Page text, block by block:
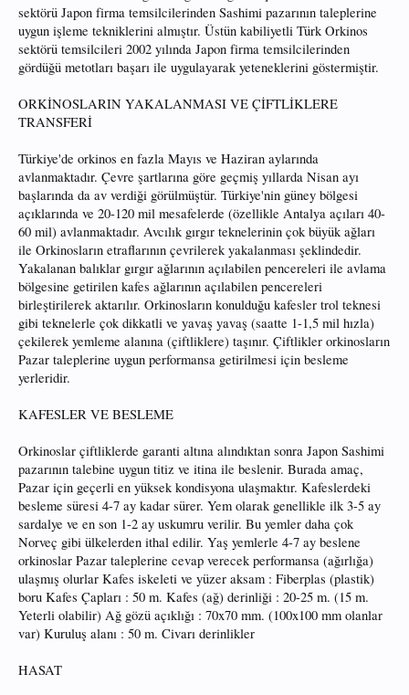
sektörü Japon firma temsilcilerinden Sashimi pazarının taleplerine
uygun işleme tekniklerini almıştır. Üstün kabiliyetli Türk Orkinos
sektörü temsilcileri 2002 yılında Japon firma temsilcilerinden
gördüğü metotları başarı ile uygulayarak yeteneklerini göstermiştir.
ORKİNOSLARIN YAKALANMASI VE ÇİFTLİKLERE
TRANSFERİ
Türkiye'de orkinos en fazla Mayıs ve Haziran aylarında
avlanmaktadır. Çevre şartlarına göre geçmiş yıllarda Nisan ayı
başlarında da av verdiği görülmüştür. Türkiye'nin güney bölgesi
açıklarında ve 20-120 mil mesafelerde (özellikle Antalya açıları 40-
60 mil) avlanmaktadır. Avcılık gırgır teknelerinin çok büyük ağları
ile Orkinosların etraflarının çevrilerek yakalanması şeklindedir.
Yakalanan balıklar gırgır ağlarının açılabilen pencereleri ile avlama
bölgesine getirilen kafes ağlarının açılabilen pencereleri
birleştirilerek aktarılır. Orkinosların konulduğu kafesler trol teknesi
gibi teknelerle çok dikkatli ve yavaş yavaş (saatte 1-1,5 mil hızla)
çekilerek yemleme alanına (çiftliklere) taşınır. Çiftlikler orkinosların
Pazar taleplerine uygun performansa getirilmesi için besleme
yerleridir.
KAFESLER VE BESLEME
Orkinoslar çiftliklerde garanti altına alındıktan sonra Japon Sashimi
pazarının talebine uygun titiz ve itina ile beslenir. Burada amaç,
Pazar için geçerli en yüksek kondisyona ulaşmaktır. Kafeslerdeki
besleme süresi 4-7 ay kadar sürer. Yem olarak genellikle ilk 3-5 ay
sardalye ve en son 1-2 ay uskumru verilir. Bu yemler daha çok
Norveç gibi ülkelerden ithal edilir. Yaş yemlerle 4-7 ay beslene
orkinoslar Pazar taleplerine cevap verecek performansa (ağırlığa)
ulaşmış olurlar Kafes iskeleti ve yüzer aksam : Fiberplas (plastik)
boru Kafes Çapları : 50 m. Kafes (ağ) derinliği : 20-25 m. (15 m.
Yeterli olabilir) Ağ gözü açıklığı : 70x70 mm. (100x100 mm olanlar
var) Kuruluş alanı : 50 m. Civarı derinlikler
HASAT